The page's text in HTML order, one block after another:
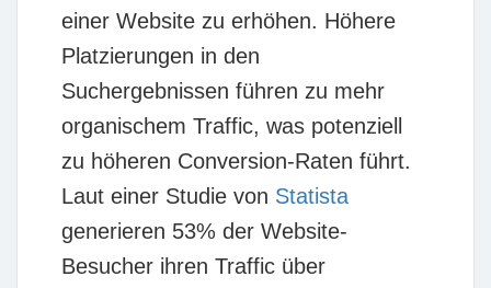
einer Website zu erhöhen. Höhere
Platzierungen in den
Suchergebnissen führen zu mehr
organischem Traffic, was potenziell
zu höheren Conversion-Raten führt.
Laut einer Studie von Statista
generieren 53% der Website-
Besucher ihren Traffic über